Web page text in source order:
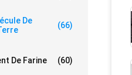
De
(66)
De Farine
(60)